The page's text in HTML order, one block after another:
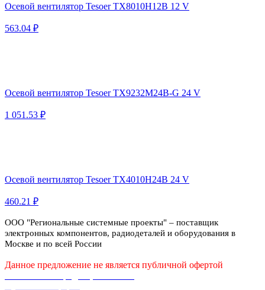
Осевой вентилятор Tesoer TX8010H12B 12 V
563.04 ₽
Осевой вентилятор Tesoer TX9232M24B-G 24 V
1 051.53 ₽
Осевой вентилятор Tesoer TX4010H24B 24 V
460.21 ₽
ООО "Региональные системные проекты" – поставщик
электронных компонентов, радиодеталей и оборудования в
Москве и по всей России
Данное предложение не является публичной офертой